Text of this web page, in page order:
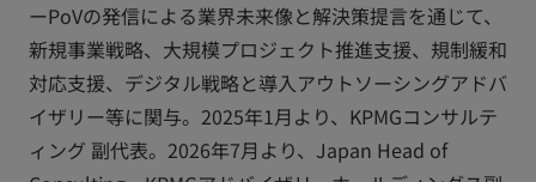
ーPoVの発信による業界未来像と解決策提言を通じて、
新規事業戦略、大規模プロジェクト推進支援、規制緩和
対応支援、デジタル戦略と導入アウトソーシングアドバ
イザリー等に関与。2025年1月より、KPMGコンサルテ
ィング 副代表。2026年7月より、Japan Head of